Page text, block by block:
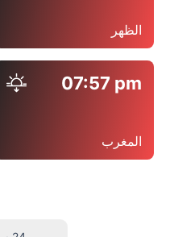
الظهر
07:57 pm
المغرب